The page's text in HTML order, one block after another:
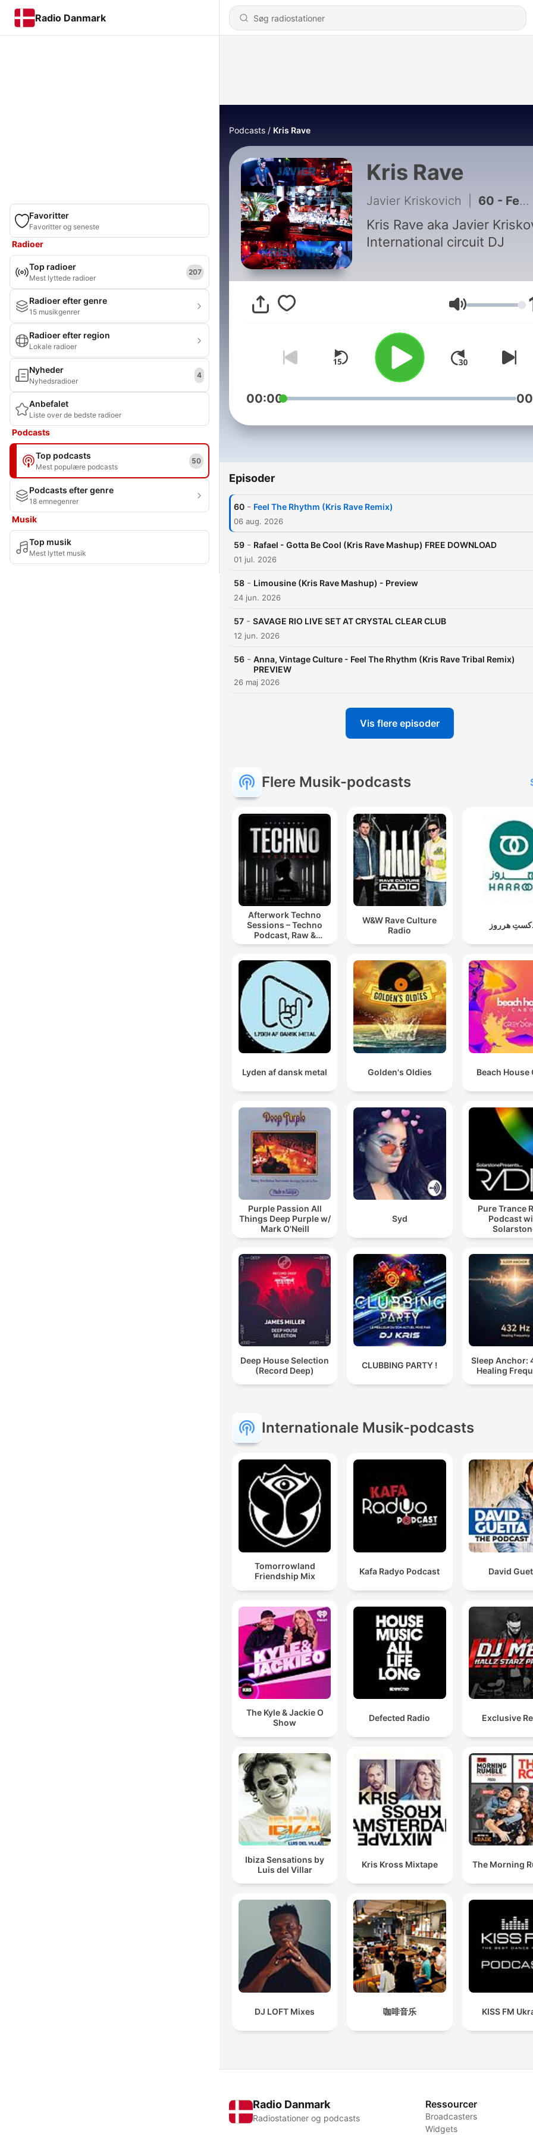
Radio Danmark
Favoritter
Favoritter og seneste
Radioer
Top radioer
Mest lyttede radioer
207
Radioer efter genre
15 musikgenrer
Radioer efter region
Lokale radioer
Nyheder
Nyhedsradioer
4
Anbefalet
Liste over de bedste radioer
Podcasts
Top podcasts
Mest populære podcasts
50
Podcasts efter genre
18 emnegenrer
Musik
Top musik
Mest lyttet musik
Podcasts Kris Rave
Kris Rave
Javier Kriskovich 60 - Feel The Rhythm (Kris Rave Remix)
Kris Rave aka Javier
International circuit DJ
Lydstyrke
00:00
Episoder
60 - Feel The Rhythm (Kris Rave Remix)
06 aug. 2026
59 - Rafael - Gotta Be Cool (Kris Rave Mashup) FREE DOWNLOAD
01 jul. 2026
58 - Limousine (Kris Rave Mashup) - Preview
24 jun. 2026
57 - SAVAGE RIO LIVE SET AT CRYSTAL CLEAR CLUB
12 jun. 2026
56 - Anna, Vintage Culture - Feel The Rhythm (Kris Rave Tribal Remix)
PREVIEW
26 maj 2026
Vis flere episoder
Flere Musik-podcasts
Afterwork Techno
Sessions – Techno
Podcast, Raw &
Hypnotic Techno
W&W Rave Culture
Radio
هرروز
Lyden af dansk metal Golden's Oldies Beach House
Purple Passion All
Things Deep Purple w/
Mark O'Neill
Syd
Pure Trance
Podcast
Deep House Selection
(Record Deep)
CLUBBING PARTY !
Sleep Anchor:
Healing
Internationale Musik-podcasts
Tomorrowland
Friendship Mix
Kafa Radyo Podcast David
The Kyle & Jackie O
Show
Defected Radio Exclusive
Ibiza Sensations by
Luis del Villar
Kris Kross Mixtape The Morning
DJ LOFT Mixes 咖啡音乐 KISS FM
Radio Danmark
Radiostationer og podcasts
Ressourcer
Broadcasters
Widgets